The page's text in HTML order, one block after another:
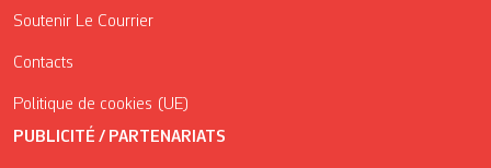
Soutenir Le Courrier
Contacts
Politique de cookies (UE)
PUBLICITÉ / PARTENARIATS